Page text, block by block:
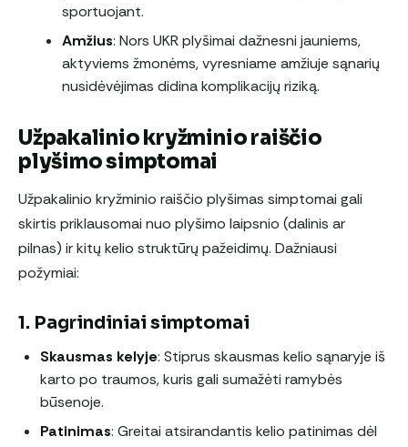
sportuojant.
Amžius: Nors UKR plyšimai dažnesni jauniems,
aktyviems žmonėms, vyresniame amžiuje sąnarių
nusidėvėjimas didina komplikacijų riziką.
Užpakalinio kryžminio raiščio
plyšimo simptomai
Užpakalinio kryžminio raiščio plyšimas simptomai gali
skirtis priklausomai nuo plyšimo laipsnio (dalinis ar
pilnas) ir kitų kelio struktūrų pažeidimų. Dažniausi
požymiai:
1. Pagrindiniai simptomai
Skausmas kelyje: Stiprus skausmas kelio sąnaryje iš
karto po traumos, kuris gali sumažėti ramybės
būsenoje.
Patinimas: Greitai atsirandantis kelio patinimas dėl